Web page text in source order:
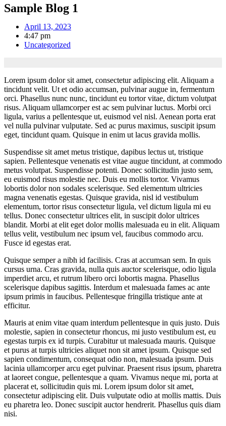
Sample Blog 1
April 13, 2023
4:47 pm
Uncategorized
Lorem ipsum dolor sit amet, consectetur adipiscing elit. Aliquam a
tincidunt velit. Ut et odio accumsan, pulvinar augue in, fermentum
orci. Phasellus nunc nunc, tincidunt eu tortor vitae, dictum volutpat
risus. Aliquam ullamcorper est ac sem pulvinar luctus. Morbi orci
ligula, varius a pellentesque ut, euismod vel nisl. Aenean porta erat
vel nulla pulvinar vulputate. Sed ac purus maximus, suscipit ipsum
eget, tincidunt quam. Quisque in enim ut lacus gravida mollis.
Suspendisse sit amet metus tristique, dapibus lectus ut, tristique
sapien. Pellentesque venenatis est vitae augue tincidunt, at commodo
metus volutpat. Suspendisse potenti. Donec sollicitudin justo sem,
eu euismod risus molestie nec. Duis eu mollis tortor. Vivamus
lobortis dolor non sodales scelerisque. Sed elementum ultricies
magna venenatis egestas. Quisque gravida, nisl id vestibulum
elementum, tortor risus consectetur ligula, vel dictum ligula mi eu
tellus. Donec consectetur ultrices elit, in suscipit dolor ultrices
blandit. Morbi at elit eget dolor mollis malesuada eu in elit. Aliquam
tellus velit, vestibulum nec ipsum vel, faucibus commodo arcu.
Fusce id egestas erat.
Quisque semper a nibh id facilisis. Cras at accumsan sem. In quis
cursus urna. Cras gravida, nulla quis auctor scelerisque, odio ligula
imperdiet arcu, et rutrum libero orci lobortis magna. Phasellus
scelerisque dapibus sagittis. Interdum et malesuada fames ac ante
ipsum primis in faucibus. Pellentesque fringilla tristique ante at
efficitur.
Mauris at enim vitae quam interdum pellentesque in quis justo. Duis
molestie, sapien in consectetur rhoncus, mi justo vestibulum est, eu
egestas turpis ex id turpis. Curabitur ut malesuada mauris. Quisque
et purus at turpis ultricies aliquet non sit amet ipsum. Quisque sed
sapien condimentum, consequat odio non, malesuada ipsum. Duis
lacinia ullamcorper arcu eget pulvinar. Praesent risus ipsum, pharetra
at laoreet congue, pellentesque a quam. Vivamus neque mi, porta at
placerat et, sollicitudin quis mi. Lorem ipsum dolor sit amet,
consectetur adipiscing elit. Duis vulputate odio at mollis mattis. Duis
eu pharetra leo. Donec suscipit auctor hendrerit. Phasellus quis diam
nisi.